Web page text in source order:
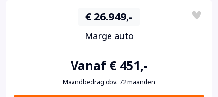
€ 26.949,-
Marge auto
Vanaf € 451,-
Maandbedrag obv. 72 maanden